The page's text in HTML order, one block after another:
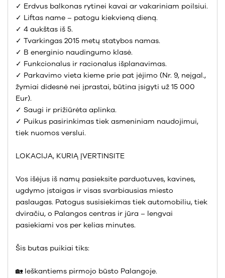
✓ Erdvus balkonas rytinei kavai ar vakariniam poilsiui.
✓ Liftas name – patogu kiekvieną dieną.
✓ 4 aukštas iš 5.
✓ Tvarkingas 2015 metų statybos namas.
✓ B energinio naudingumo klasė.
✓ Funkcionalus ir racionalus išplanavimas.
✓ Parkavimo vieta kieme prie pat įėjimo (Nr. 9, neįgal.,
žymiai didesnė nei įprastai, būtina įsigyti už 15 000
Eur).
✓ Saugi ir prižiūrėta aplinka.
✓ Puikus pasirinkimas tiek asmeniniam naudojimui,
tiek nuomos verslui.
LOKACIJA, KURIĄ ĮVERTINSITE
Vos išėjus iš namų pasieksite parduotuves, kavines,
ugdymo įstaigas ir visas svarbiausias miesto
paslaugas. Patogus susisiekimas tiek automobiliu, tiek
dviračiu, o Palangos centras ir jūra – lengvai
pasiekiami vos per kelias minutes.
Šis butas puikiai tiks:
🏡 Ieškantiems pirmojo būsto Palangoje.